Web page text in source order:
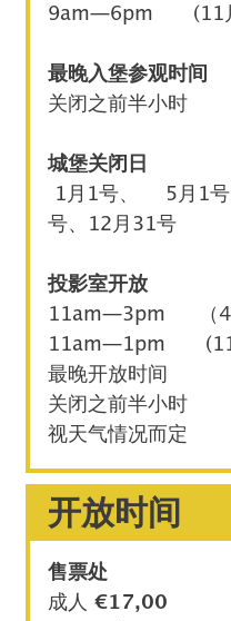
9am—6pm (11
最晚入堡参观时间
关闭之前半小时
城堡关闭日
1月1号、 5月1
号、12月31号
投影室开放
11am—3pm （4
11am—1pm (11
最晚开放时间
关闭之前半小时
视天气情况而定
开放时间
售票处
成人 €17,00